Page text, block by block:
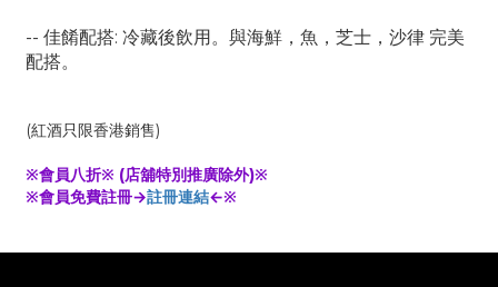
-- 佳餚配搭: 冷藏後飲用。與海鮮，魚，芝士，沙律 完美
配搭。
(紅酒只限香港銷售)
※會員八折※ (店舖特別推廣除外)※
※會員免費註冊→註冊連結←※